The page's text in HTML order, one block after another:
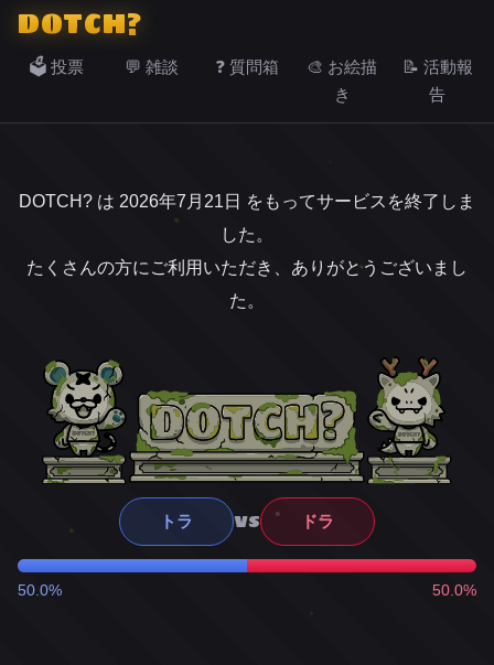
DOTCH?
🗳️ 投票 💬 雑談 ❓ 質問箱
🎨 お絵描
き
📝 活動報
告
DOTCH? は 2026年7月21日 をもってサービスを終了しま
した。
たくさんの方にご利用いただき、ありがとうございまし
た。
トラ VS ドラ
50.0% 50.0%